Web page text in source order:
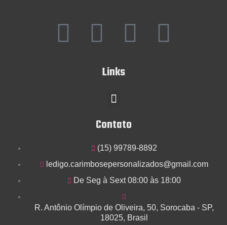
F
o
o
k
I
s
a
g
r
a
Y
u
b
e
T
e
r
Links
Menu
Contato
(15) 99789-8892
ledigo.carimbosepersonalizados@gmail.com
De Seg à Sext 08:00 às 18:00
R. Antônio Olímpio de Oliveira, 50, Sorocaba - SP,
18025, Brasil